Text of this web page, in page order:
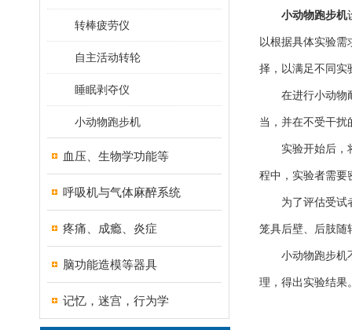
转棒疲劳仪
自主活动转轮
睡眠剥夺仪
小动物跑步机
血压、生物学功能等
呼吸机与气体麻醉系统
疼痛、成瘾、炎症
脑功能造模等器具
记忆，迷宫，行为学
小动物跑步机
以根据具体实验
择，以满足不同实
在进行小动物耐
当，并在不受干扰
实验开始后，将
程中，实验者需要
为了评估受试者
笼具后壁、后肢随
小动物跑步机不
理，得出实验结果